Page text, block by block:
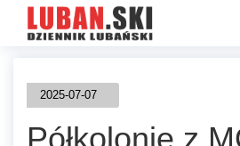
2025-07-07
Półkolonie z